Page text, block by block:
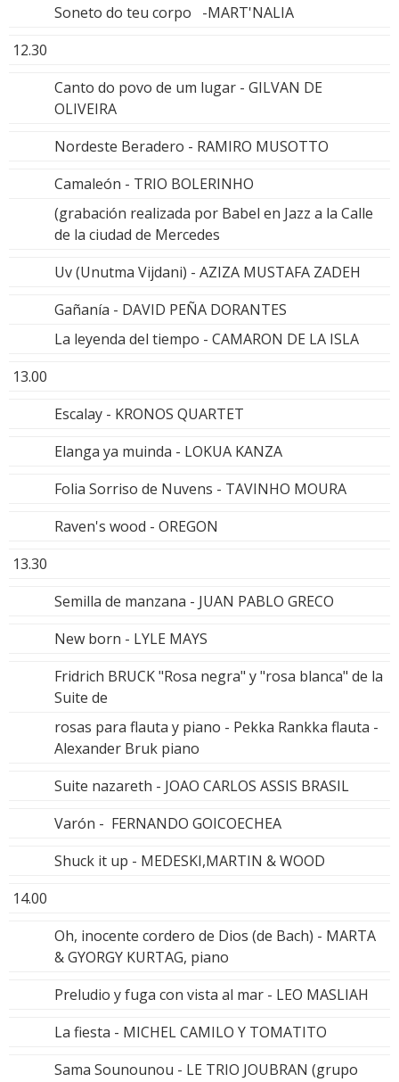
Soneto do teu corpo -MART'NALIA
12.30
Canto do povo de um lugar - GILVAN DE
OLIVEIRA
Nordeste Beradero - RAMIRO MUSOTTO
Camaleón - TRIO BOLERINHO
(grabación realizada por Babel en Jazz a la Calle
de la ciudad de Mercedes
Uv (Unutma Vijdani) - AZIZA MUSTAFA ZADEH
Gañanía - DAVID PEÑA DORANTES
La leyenda del tiempo - CAMARON DE LA ISLA
13.00
Escalay - KRONOS QUARTET
Elanga ya muinda - LOKUA KANZA
Folia Sorriso de Nuvens - TAVINHO MOURA
Raven's wood - OREGON
13.30
Semilla de manzana - JUAN PABLO GRECO
New born - LYLE MAYS
Fridrich BRUCK "Rosa negra" y "rosa blanca" de la
Suite de
rosas para flauta y piano - Pekka Rankka flauta -
Alexander Bruk piano
Suite nazareth - JOAO CARLOS ASSIS BRASIL
Varón - FERNANDO GOICOECHEA
Shuck it up - MEDESKI,MARTIN & WOOD
14.00
Oh, inocente cordero de Dios (de Bach) - MARTA
& GYORGY KURTAG, piano
Preludio y fuga con vista al mar - LEO MASLIAH
La fiesta - MICHEL CAMILO Y TOMATITO
Sama Sounounou - LE TRIO JOUBRAN (grupo